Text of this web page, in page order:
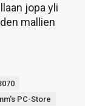
jopa yli
mallien
PC-Store